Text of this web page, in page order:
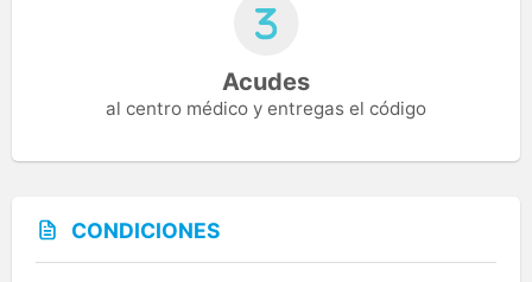
Acudes
al centro médico y entregas el código
CONDICIONES